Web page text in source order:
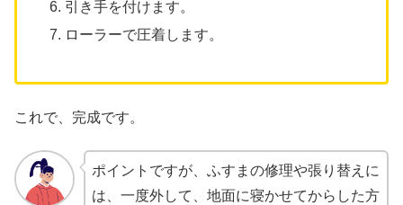
引き手を付けます。
ローラーで圧着します。
これで、完成です。
ポイントですが、ふすまの修理や張り替えに
は、一度外して、地面に寝かせてからした方